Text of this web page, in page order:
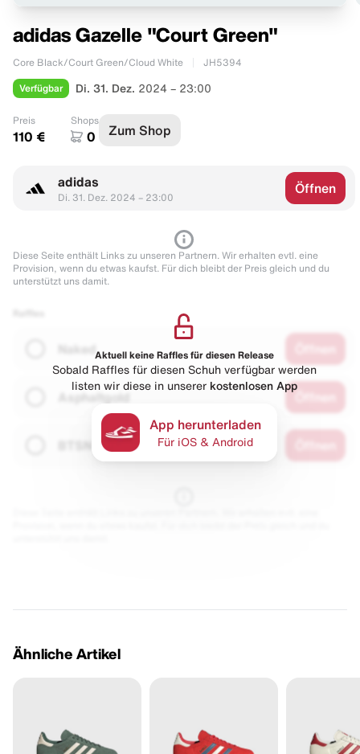
adidas Gazelle "Court Green"
Core Black/Court Green/Cloud White JH5394
Verfügbar Di. 31. Dez. 2024 – 23:00
Preis
110 €
Shops
0 Zum Shop
adidas
Di. 31. Dez. 2024 – 23:00
Öffnen
Diese Seite enthält Links zu unseren Partnern. Wir erhalten evtl. eine
Provision, wenn du etwas kaufst. Für dich bleibt der Preis gleich und du
unterstützt uns damit.
Naked
Asphaltgold
Aktuell keine Raffles für diesen Release
Sobald Raffles für diesen Schuh verfügbar werden
listen wir diese in unserer kostenlosen App
App herunterladen
Für iOS & Android
Ähnliche Artikel